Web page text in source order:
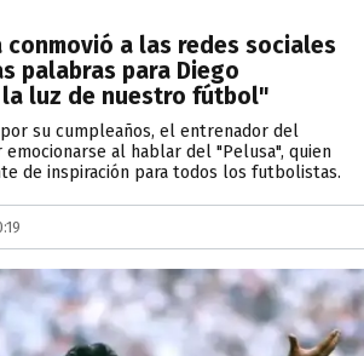
conmovió a las redes sociales
palabras para Diego
la luz de nuestro fútbol"
su cumpleaños, el entrenador del
al hablar del "Pelusa", quien
de inspiración para todos los futbolistas.